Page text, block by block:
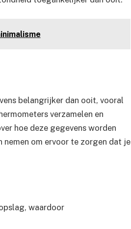
belangrijker dan ooit, vooral
verzamelen en
hoe deze gegevens worden
om ervoor te zorgen dat je
waardoor